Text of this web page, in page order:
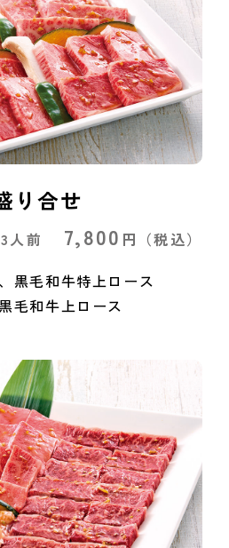
り合せ
人前 7,800 円 （税込）
黒毛和牛特上ロース
毛和牛上ロース